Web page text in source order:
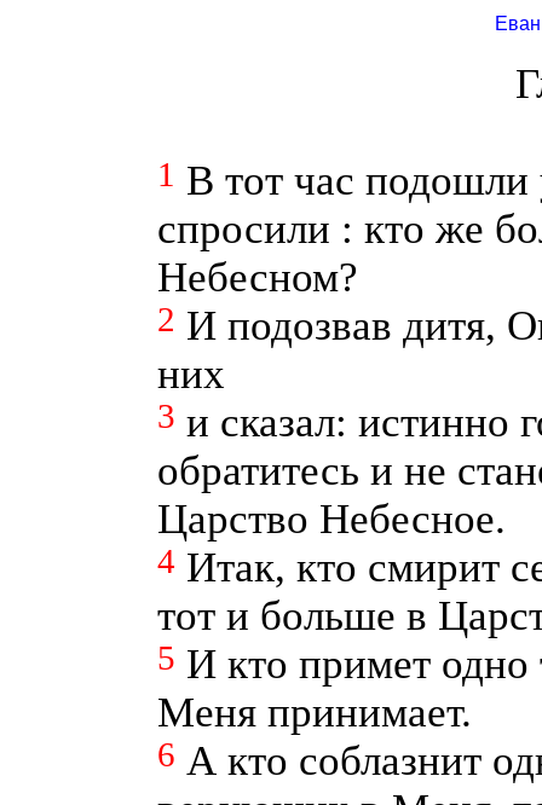
1 В тот час
спросили : кто же
Небесном?
2 И подозвав дитя,
них
3 и сказал: истинно
обратитесь и не
Царство Небесное.
4 Итак, кто смирит
тот и больше в
5 И кто примет
Меня принимает.
6 А кто соблазнит